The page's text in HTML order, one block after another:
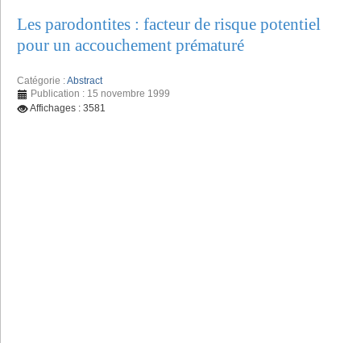
Les parodontites : facteur de risque potentiel
pour un accouchement prématuré
Catégorie :Abstract
Publication : 15 novembre 1999
Affichages : 3581